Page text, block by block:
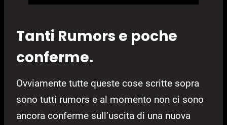
Tanti Rumors e poche
conferme.
Ovviamente tutte queste cose scritte sopra
sono tutti rumors e al momento non ci sono
ancora conferme sull’uscita di una nuova